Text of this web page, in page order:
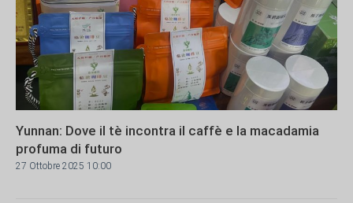
Yunnan: Dove il tè incontra il caffè e la macadamia
profuma di futuro
27 Ottobre 2025 10:00